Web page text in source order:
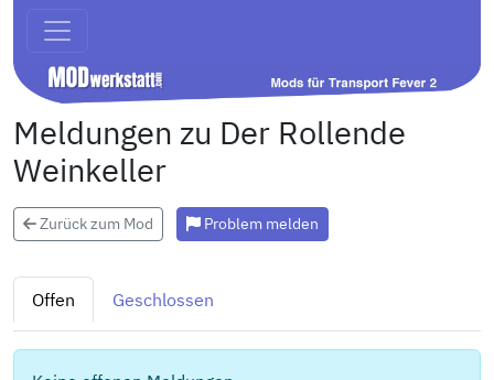
Meldungen zu Der Rollende
Weinkeller
Zurück zum Mod Problem melden
Offen Geschlossen